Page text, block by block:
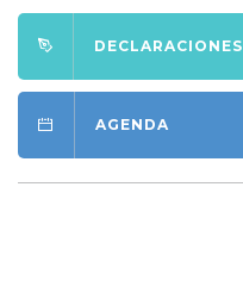
DECLARACIONES
AGENDA